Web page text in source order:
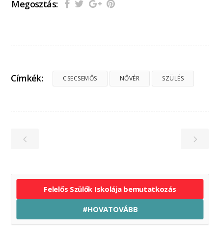
Megosztás:
Címkék: CSECSEMŐS NŐVÉR SZÜLÉS
Felelős Szülők Iskolája bemutatkozás
#HOVATOVÁBB